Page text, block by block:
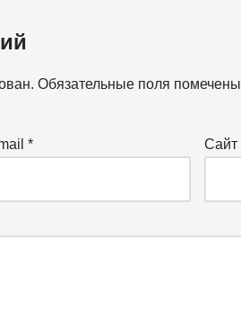
Обязательные поля помечены
* Сайт